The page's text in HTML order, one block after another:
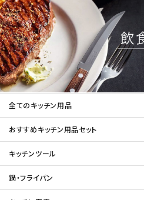
全てのキッチン用品
おすすめキッチン用品セット
キッチンツール
鍋・フライパン